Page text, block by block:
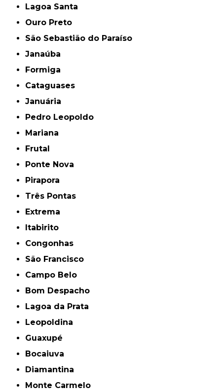
Lagoa Santa
Ouro Preto
São Sebastião do Paraíso
Janaúba
Formiga
Cataguases
Januária
Pedro Leopoldo
Mariana
Frutal
Ponte Nova
Pirapora
Três Pontas
Extrema
Itabirito
Congonhas
São Francisco
Campo Belo
Bom Despacho
Lagoa da Prata
Leopoldina
Guaxupé
Bocaiuva
Diamantina
Monte Carmelo